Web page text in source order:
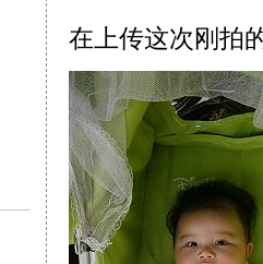
在上传这次刚拍